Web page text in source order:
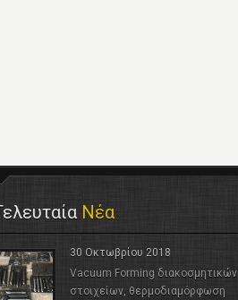
Νέα
30 Οκτωβρίου 2018
Vacuum Forming διακοσμητικών
στοιχείων, θερμοδιαμόρφωση